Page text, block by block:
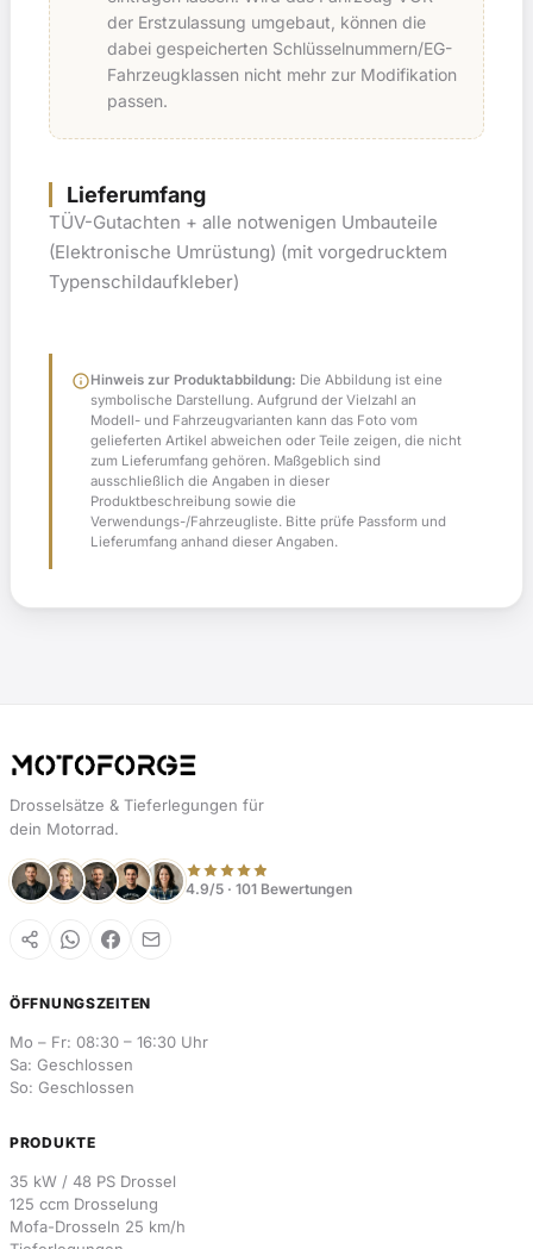
der Erstzulassung umgebaut, können die
dabei gespeicherten Schlüsselnummern/EG-
Fahrzeugklassen nicht mehr zur Modifikation
passen.
Lieferumfang
TÜV-Gutachten + alle notwenigen Umbauteile
(Elektronische Umrüstung) (mit vorgedrucktem
Typenschildaufkleber)
infoHinweis zur Produktabbildung: Die Abbildung ist eine
symbolische Darstellung. Aufgrund der Vielzahl an
Modell- und Fahrzeugvarianten kann das Foto vom
gelieferten Artikel abweichen oder Teile zeigen, die nicht
zum Lieferumfang gehören. Maßgeblich sind
ausschließlich die Angaben in dieser
Produktbeschreibung sowie die
Verwendungs-/Fahrzeugliste. Bitte prüfe Passform und
Lieferumfang anhand dieser Angaben.
Drosselsätze & Tieferlegungen für
dein Motorrad.
4.9/5 · 101 Bewertungen
ÖFFNUNGSZEITEN
Mo – Fr: 08:30 – 16:30 Uhr
Sa: Geschlossen
So: Geschlossen
PRODUKTE
35 kW / 48 PS Drossel
125 ccm Drosselung
Mofa-Drosseln 25 km/h